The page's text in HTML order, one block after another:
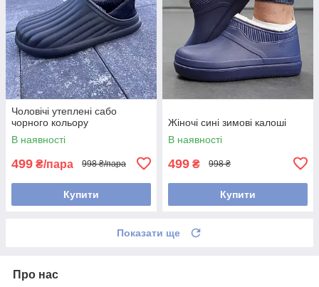
Чоловічі утеплені сабо
чорного кольору
В наявності
499 ₴/пара 998 ₴/пара
Купити
Жіночі сині зимові калоші
В наявності
499 ₴ 998 ₴
Купити
Показати ще
Про нас